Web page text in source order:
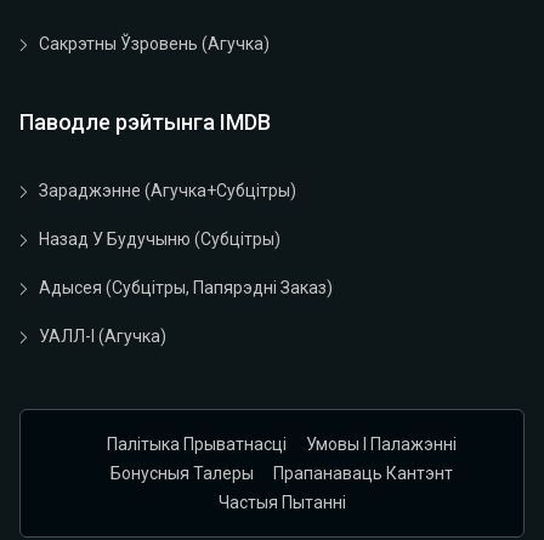
Сакрэтны Ўзровень (агучка)
Паводле рэйтынга IMDB
Зараджэнне (агучка+субцітры)
Назад У Будучыню (субцітры)
Адысея (субцітры, Папярэдні Заказ)
УАЛЛ-І (агучка)
Палітыка Прыватнасці
Умовы І Палажэнні
Бонусныя Талеры
Прапанаваць Кантэнт
Частыя Пытанні